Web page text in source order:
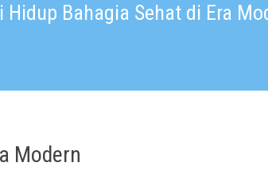
Hidup Bahagia Sehat di Era
Modern